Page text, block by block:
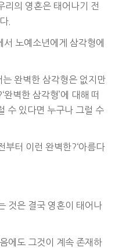
리의 영혼은 태어나기 전
.
노예소년에게 삼각형에
완벽한 삼각형은 없지만
벽한 삼각형’에 대해 떠
수 있다면 누구나 그럴 수
부터 이런 완벽한?‘아름다
것은 결국 영혼이 태어나
에도 그것이 계속 존재하